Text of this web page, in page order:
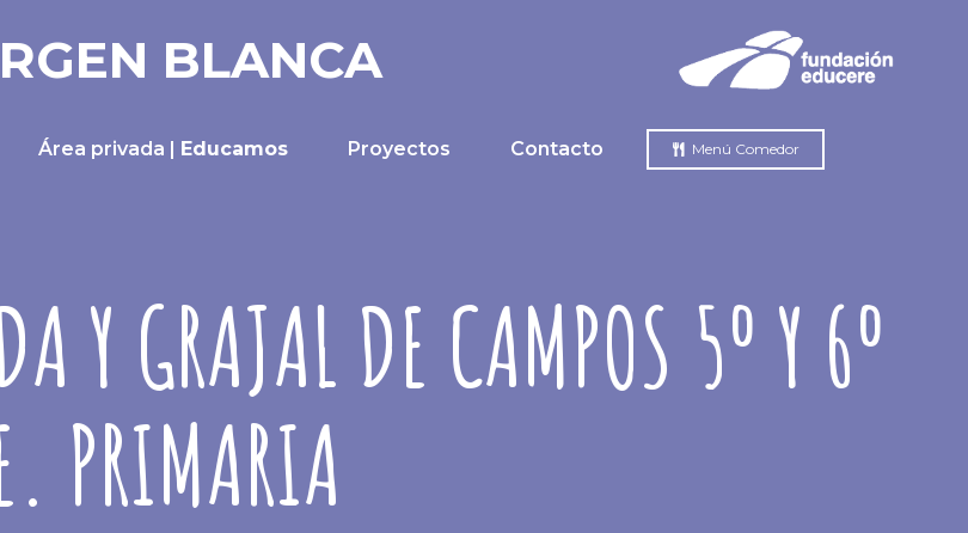
BLANCA
Área privada | Educamos Proyectos Contacto Menú Comedor
Y GRAJAL DE CAMPOS 5º Y 6º
PRIMARIA